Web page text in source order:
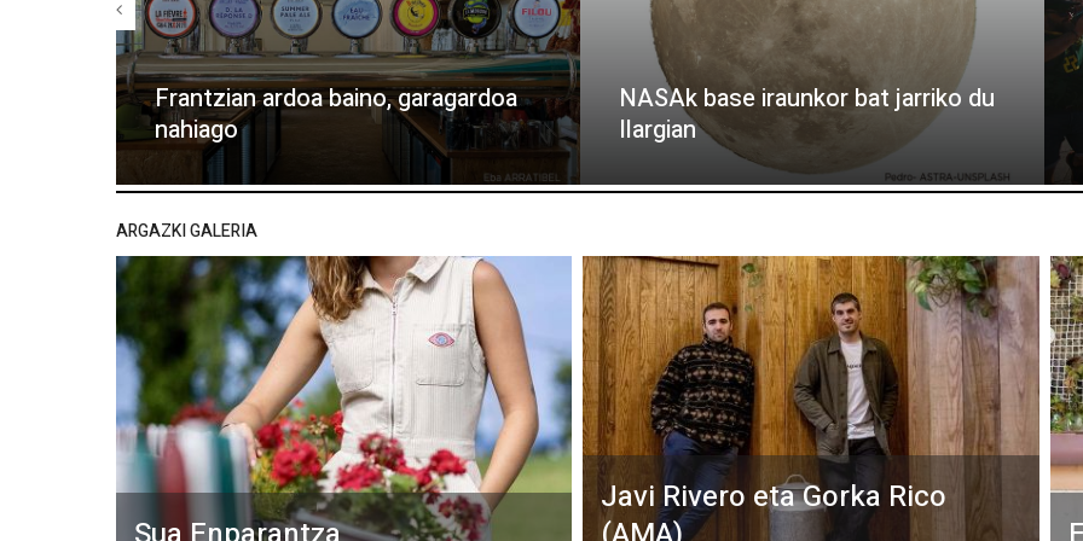
Frantzian ardoa baino, garagardoa
nahiago
NASAk base iraunkor bat jarriko du
Ilargian
ARGAZKI GALERIA
Javi Rivero eta Gorka Rico